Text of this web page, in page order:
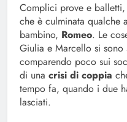
Complici prove e
che è culminata qualche
bambino, Romeo. Le
Giulia e Marcello si sono
comparendo poco sui
di una crisi di coppia
tempo fa, quando i due
lasciati.